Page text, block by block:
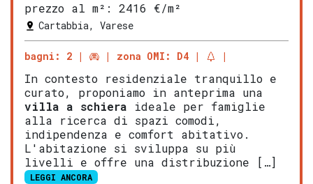
prezzo al m²:
2416 €/m²
Cartabbia, Varese
bagni: 2 zona OMI: D4
In contesto residenziale tranquillo e
curato, proponiamo in anteprima una
villa a schiera ideale per famiglie
alla ricerca di spazi comodi,
indipendenza e comfort abitativo.
L'abitazione si sviluppa su più
livelli e offre una distribuzione […]
LEGGI ANCORA